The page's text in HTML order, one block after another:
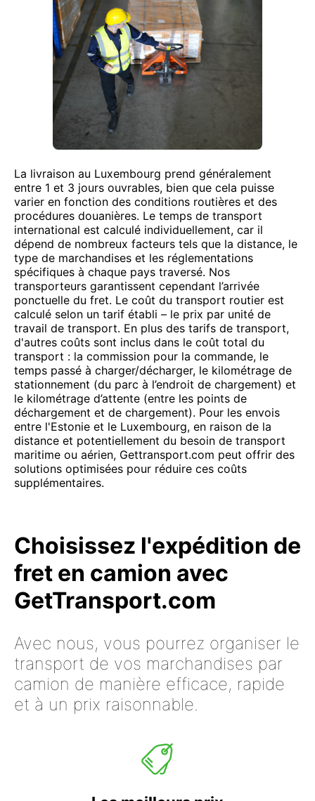
La livraison au Luxembourg prend généralement
entre 1 et 3 jours ouvrables, bien que cela puisse
varier en fonction des conditions routières et des
procédures douanières. Le temps de transport
international est calculé individuellement, car il
dépend de nombreux facteurs tels que la distance, le
type de marchandises et les réglementations
spécifiques à chaque pays traversé. Nos
transporteurs garantissent cependant l’arrivée
ponctuelle du fret. Le coût du transport routier est
calculé selon un tarif établi – le prix par unité de
travail de transport. En plus des tarifs de transport,
d'autres coûts sont inclus dans le coût total du
transport : la commission pour la commande, le
temps passé à charger/décharger, le kilométrage de
stationnement (du parc à l’endroit de chargement) et
le kilométrage d’attente (entre les points de
déchargement et de chargement). Pour les envois
entre l'Estonie et le Luxembourg, en raison de la
distance et potentiellement du besoin de transport
maritime ou aérien, Gettransport.com peut offrir des
solutions optimisées pour réduire ces coûts
supplémentaires.
Choisissez l'expédition de
fret en camion avec
GetTransport.com
Avec nous, vous pourrez organiser le
transport de vos marchandises par
camion de manière efficace, rapide
et à un prix raisonnable.